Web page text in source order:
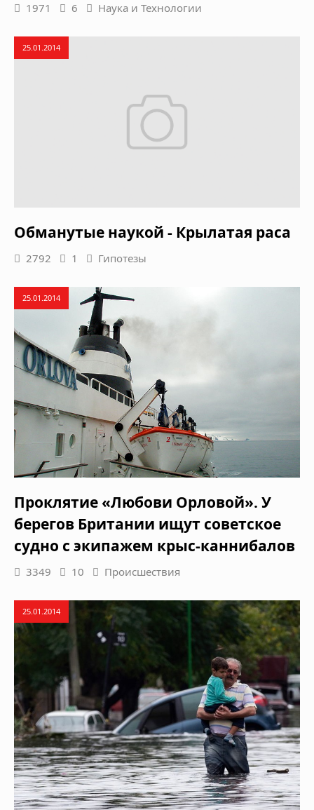
1971 6 Наука и Технологии
25.01.2014
Обманутые наукой - Крылатая раса
2792 1 Гипотезы
25.01.2014
Проклятие «Любови Орловой». У
берегов Британии ищут советское
судно с экипажем крыс-каннибалов
3349 10 Происшествия
25.01.2014